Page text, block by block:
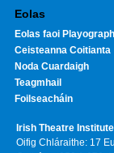
Eolas
Eolas faoi
Ceisteanna Coitianta
Noda Cuardaigh
Teagmhail
Foilseacháin
Irish Theatre Institute
Oifig Chláraithe: 17